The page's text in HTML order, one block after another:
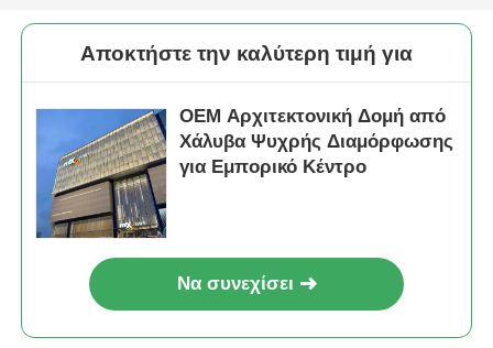
Αποκτήστε την καλύτερη τιμή για
OEM Αρχιτεκτονική Δομή από
Χάλυβα Ψυχρής Διαμόρφωσης
για Εμπορικό Κέντρο
Να συνεχίσει